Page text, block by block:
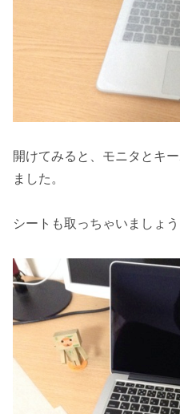
開けてみると、モニタとキ
ました。
シートも取っちゃいましょう